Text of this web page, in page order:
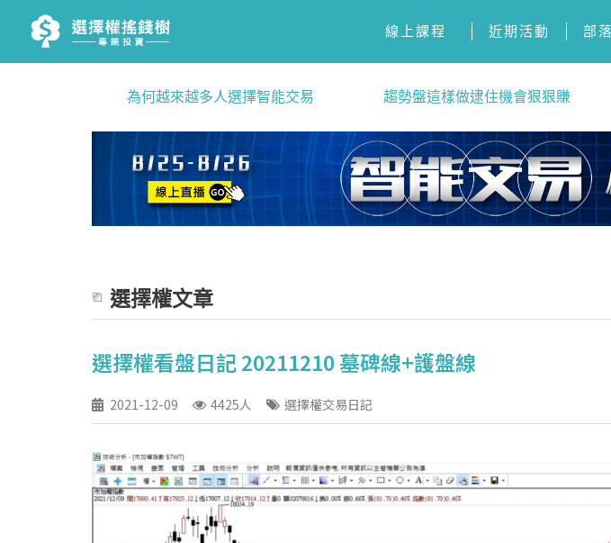
線上課程 近期活動 部
為何越來越多人選擇智能交易 趨勢盤這樣做逮住機會狠狠賺
選擇權文章
選擇權看盤日記 20211210 墓碑線+護盤線
2021-12-09 4425人 選擇權交易日記